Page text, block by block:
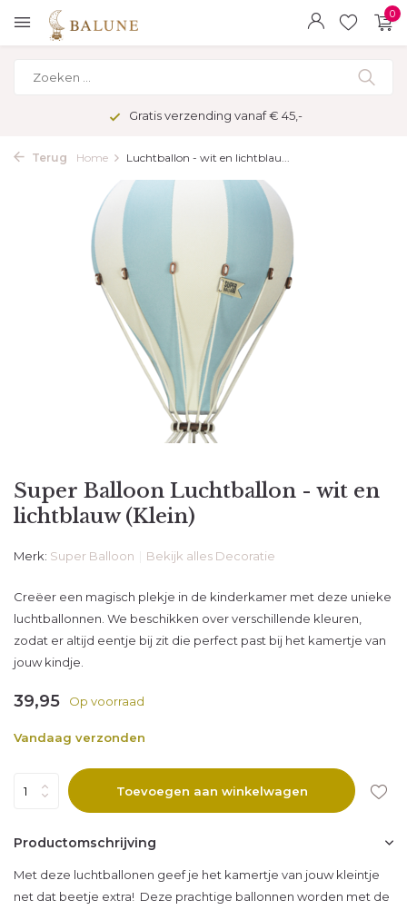
0
Gratis verzending vanaf € 45,-
Terug Home Luchtballon - wit en lichtblau...
Super Balloon Luchtballon - wit en
lichtblauw (Klein)
Merk: Super Balloon Bekijk alles Decoratie
Creëer een magisch plekje in de kinderkamer met deze unieke
luchtballonnen. We beschikken over verschillende kleuren,
zodat er altijd eentje bij zit die perfect past bij het kamertje van
jouw kindje.
39,95 Op voorraad
Vandaag verzonden
Toevoegen aan winkelwagen
Productomschrijving
Met deze luchtballonen geef je het kamertje van jouw kleintje
net dat beetje extra! Deze prachtige ballonnen worden met de